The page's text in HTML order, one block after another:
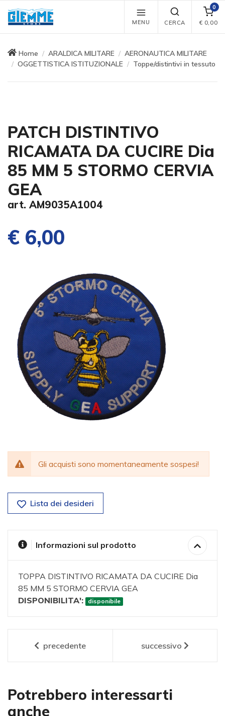
MENU CERCA
0
€ 0,00
Home ARALDICA MILITARE
AERONAUTICA MILITARE
OGGETTISTICA ISTITUZIONALE
Toppe/distintivi in tessuto
PATCH DISTINTIVO
RICAMATA DA CUCIRE Dia
85 MM 5 STORMO CERVIA
GEA
art. AM9035A1004
€ 6,00
Gli acquisti sono momentaneamente sospesi!
Lista dei desideri
Informazioni sul prodotto
TOPPA DISTINTIVO RICAMATA DA CUCIRE Dia
85 MM 5 STORMO CERVIA GEA
DISPONIBILITA':
disponibile
precedente successivo
Potrebbero interessarti
anche